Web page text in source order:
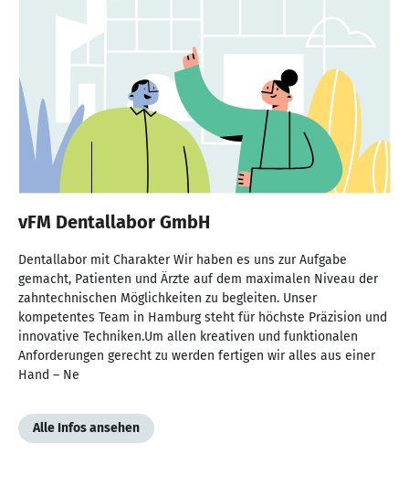
vFM Dentallabor GmbH
Dentallabor mit Charakter Wir haben es uns zur Aufgabe
gemacht, Patienten und Ärzte auf dem maximalen Niveau der
zahntechnischen Möglichkeiten zu begleiten. Unser
kompetentes Team in Hamburg steht für höchste Präzision und
innovative Techniken.Um allen kreativen und funktionalen
Anforderungen gerecht zu werden fertigen wir alles aus einer
Hand – Ne
Alle Infos ansehen